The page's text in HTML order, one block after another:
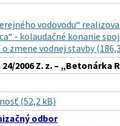
vodovodu“
- kolaudačné konanie
zmene vodnej stavby
2006 Z. z. – „Betonárka
(52,2 kB)
odbor